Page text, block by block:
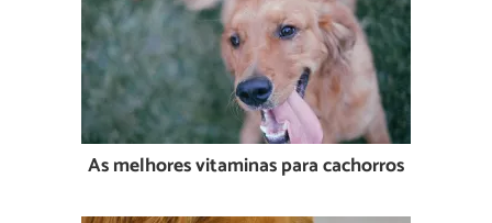
As melhores vitaminas para cachorros